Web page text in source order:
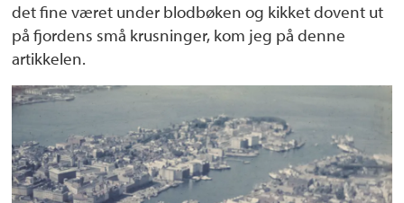
det fine været under blodbøken og kikket dovent ut
på fjordens små krusninger, kom jeg på denne
artikkelen.